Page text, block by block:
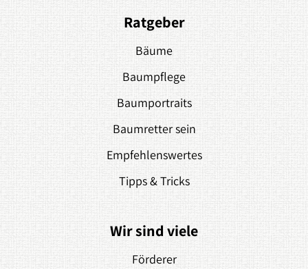
Ratgeber
Bäume
Baumpflege
Baumportraits
Baumretter sein
Empfehlenswertes
Tipps & Tricks
Wir sind viele
Förderer